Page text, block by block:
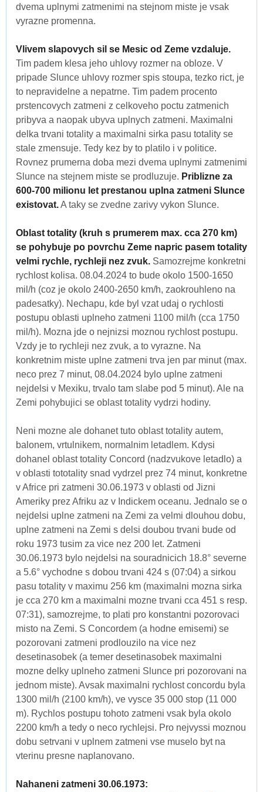
dvema uplnymi zatmenimi na stejnom miste je vsak
vyrazne promenna.
Vlivem slapovych sil se Mesic od Zeme vzdaluje.
Tim padem klesa jeho uhlovy rozmer na obloze. V
pripade Slunce uhlovy rozmer spis stoupa, tezko rict, je
to nepravidelne a nepatrne. Tim padem procento
prstencovych zatmeni z celkoveho poctu zatmenich
pribyva a naopak ubyva uplnych zatmeni. Maximalni
delka trvani totality a maximalni sirka pasu totality se
stale zmensuje. Tedy kez by to platilo i v politice.
Rovnez prumerna doba mezi dvema uplnymi zatmenimi
Slunce na stejnem miste se prodluzuje. Priblizne za
600-700 milionu let prestanou uplna zatmeni Slunce
existovat.A taky se zvedne zarivy vykon Slunce.
Oblast totality (kruh s prumerem max. cca 270 km)
se pohybuje po povrchu Zeme napric pasem totality
velmi rychle, rychleji nez zvuk. Samozrejme konkretni
rychlost kolisa. 08.04.2024 to bude okolo 1500-1650
mil/h (coz je okolo 2400-2650 km/h, zaokrouhleno na
padesatky). Nechapu, kde byl vzat udaj o rychlosti
postupu oblasti uplneho zatmeni 1100 mil/h (cca 1750
mil/h). Mozna jde o nejnizsi moznou rychlost postupu.
Vzdy je to rychleji nez zvuk, a to vyrazne. Na
konkretnim miste uplne zatmeni trva jen par minut (max.
neco prez 7 minut, 08.04.2024 bylo uplne zatmeni
nejdelsi v Mexiku, trvalo tam slabe pod 5 minut). Ale na
Zemi pohybujici se oblast totality vydrzi hodiny.
Neni mozne ale dohanet tuto oblast totality autem,
balonem, vrtulnikem, normalnim letadlem. Kdysi
dohanel oblast totality Concord (nadzvukove letadlo) a
v oblasti tototality snad vydrzel prez 74 minut, konkretne
v Africe pri zatmeni 30.06.1973 v oblasti od Jizni
Ameriky prez Afriku az v Indickem oceanu. Jednalo se o
nejdelsi uplne zatmeni na Zemi za velmi dlouhou dobu,
uplne zatmeni na Zemi s delsi doubou trvani bude od
roku 1973 tusim za vice nez 200 let. Zatmeni
30.06.1973 bylo nejdelsi na souradnicich 18.8° severne
a 5.6° vychodne s dobou trvani 424 s (07:04) a sirkou
pasu totality v maximu 256 km (maximalni mozna sirka
je cca 270 km a maximalni mozne trvani cca 451 s resp.
07:31), samozrejme, to plati pro konstantni pozorovaci
misto na Zemi. S Concordem (a hodne emisemi) se
pozorovani zatmeni prodlouzilo na vice nez
desetinasobek (a temer desetinasobek maximalni
mozne delky uplneho zatmeni Slunce pri pozorovani na
jednom miste). Avsak maximalni rychlost concordu byla
1300 mil/h (2100 km/h), ve vysce 35 000 stop (11 000
m). Rychlos postupu tohoto zatmeni vsak byla okolo
2200 km/h a tedy o neco rychlejsi. Pro nejvyssi moznou
dobu setrvani v uplnem zatmeni vse muselo byt na
vterinu presne naplanovano.
Nahaneni zatmeni 30.06.1973: